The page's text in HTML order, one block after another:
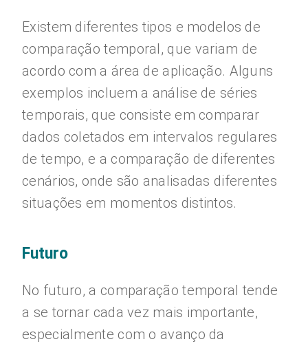
Existem diferentes tipos e modelos de
comparação temporal, que variam de
acordo com a área de aplicação. Alguns
exemplos incluem a análise de séries
temporais, que consiste em comparar
dados coletados em intervalos regulares
de tempo, e a comparação de diferentes
cenários, onde são analisadas diferentes
situações em momentos distintos.
Futuro
No futuro, a comparação temporal tende
a se tornar cada vez mais importante,
especialmente com o avanço da